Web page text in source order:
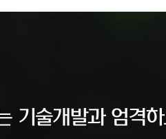
기술개발과 엄격